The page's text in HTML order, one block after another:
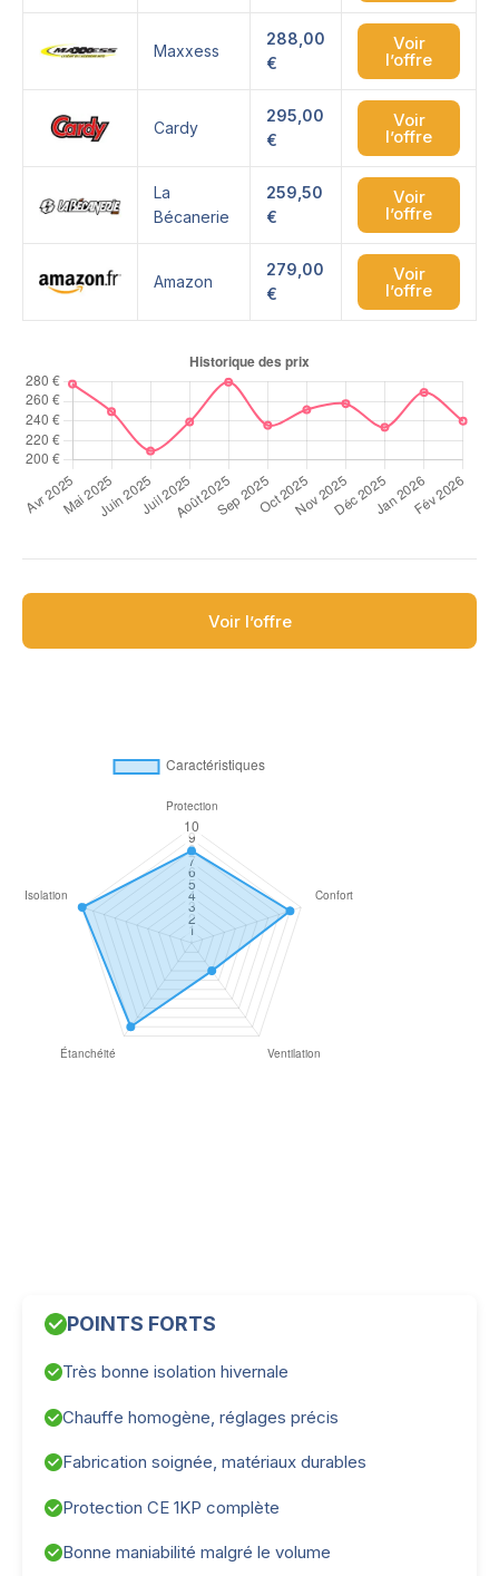
Maxxess
288,00
€
Voir
l’offre
Cardy
295,00
€
Voir
l’offre
La
Bécanerie
259,50
€
Voir
l’offre
Amazon
279,00
€
Voir
l’offre
Voir l’offre
POINTS FORTS
Très bonne isolation hivernale
Chauffe homogène, réglages précis
Fabrication soignée, matériaux durables
Protection CE 1KP complète
Bonne maniabilité malgré le volume